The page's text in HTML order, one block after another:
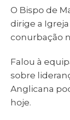
O Bispo de
dirige a
conurbação
Falou à
sobre
Anglicana
hoje.